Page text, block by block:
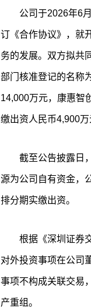
公司于2026年6
订《合作协议》，就
务的发展。双方拟共
部门核准登记的名称
14,000万元，康惠智
缴出资人民币4,900万
截至公告披露日
源为公司自有资金，
排分期实缴出资。
根据《深圳证券
对外投资事项在公司
事项不构成关联交易
产重组。